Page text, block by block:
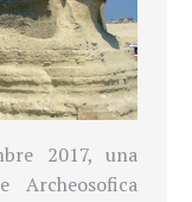
2017, una
Archeosofica